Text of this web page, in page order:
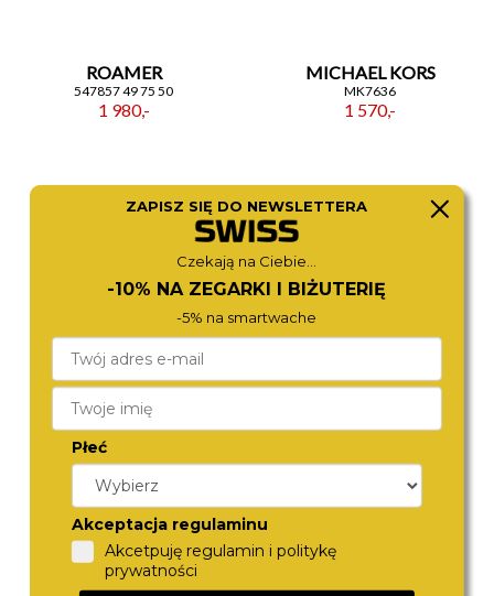
ROAMER
547857 49 75 50
1 980,-
MICHAEL KORS
MK7636
1 570,-
BOSS
1502750
1 570,-
ZAPISZ SIĘ DO NEWSLETTERA
Czekają na Ciebie...
-10% NA ZEGARKI I BIŻUTERIĘ
-5% na smartwache
Płeć
Akceptacja regulaminu
Akcetpuję regulamin i politykę
prywatności